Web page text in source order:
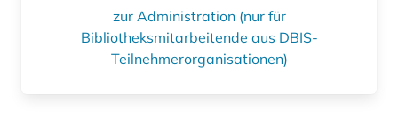
zur Administration (nur für
Bibliotheksmitarbeitende aus DBIS-
Teilnehmerorganisationen)